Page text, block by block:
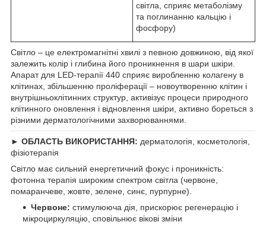
світла, сприяє метаболізму
та поглинанню кальцію і
фосфору)
Світло – це електромагнітні хвилі з певною довжиною, від якої
залежить колір і глибина його проникнення в шари шкіри.
Апарат для LED-терапії 440 сприяє виробленню колагену в
клітинах, збільшенню проліферації – новоутворенню клітин і
внутрішньоклітинних структур, активізує процеси природного
клітинного оновлення і відновлення шкіри, активно бореться з
різними дерматологічними захворюваннями.
► ОБЛАСТЬ ВИКОРИСТАННЯ: дерматологія, косметологія,
фізіотерапія
Світло має сильний енергетичний фокус і проникність:
фотонна терапія широким спектром світла (червоне,
помаранчеве, жовте, зелене, синє, пурпурне).
Червоне: стимулююча дія, прискорює регенерацію і
мікроциркуляцію, сповільнює вікові зміни